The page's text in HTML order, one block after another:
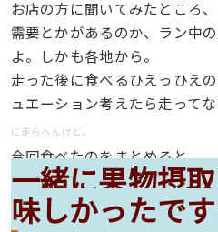
お店の方に聞いてみたところ
需要とかがあるのか、ラン中
よ。しかも各地から。
走った後に食べるひえっひえ
ュエーション考えたら走って
に走らへんけど。
今回食べたのをまとめると、
一緒に果物摂
味しかったで